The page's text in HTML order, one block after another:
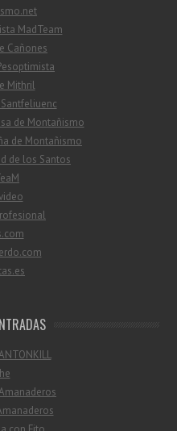
MadTeam
Cañones
Mithril
de Montañismo
de Montañismo
de los Santos